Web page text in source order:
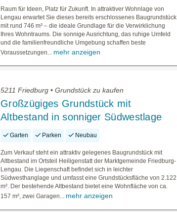
Raum für Ideen, Platz für Zukunft. In attraktiver Wohnlage von
Lengau erwartet Sie dieses bereits erschlossenes Baugrundstück
mit rund 746 m² – die ideale Grundlage für die Verwirklichung
Ihres Wohntraums. Die sonnige Ausrichtung, das ruhige Umfeld
und die familienfreundliche Umgebung schaffen beste
Voraussetzungen...
mehr anzeigen
5211 Friedburg • Grundstück zu kaufen
Großzügiges Grundstück mit
Altbestand in sonniger Südwestlage
Garten Parken Neubau
Zum Verkauf steht ein attraktiv gelegenes Baugrundstück mit
Altbestand im Ortsteil Heiligenstatt der Marktgemeinde Friedburg-
Lengau. Die Liegenschaft befindet sich in leichter
Südwesthanglage und umfasst eine Grundstücksfläche von 2.122
m². Der bestehende Altbestand bietet eine Wohnfläche von ca.
157 m², zwei Garagen... mehr anzeigen